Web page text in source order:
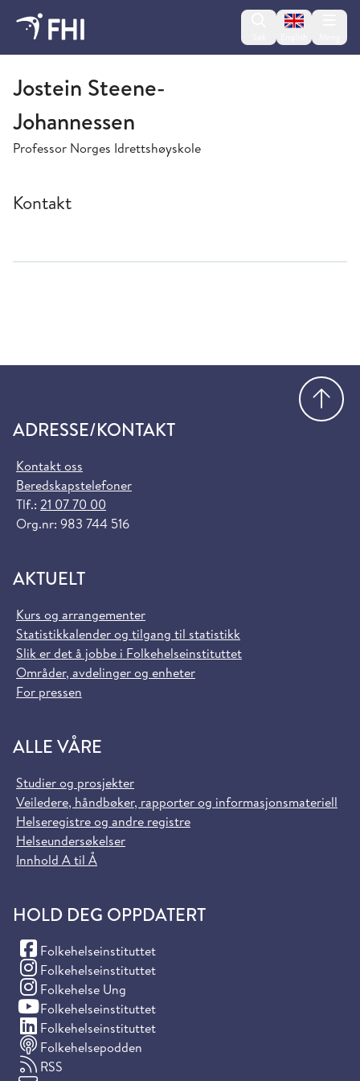
Change
Folkehelseinstituttet
Jostein Steene-
Johannessen
Professor Norges Idrettshøyskole
Kontakt
ADRESSE/KONTAKT
Kontakt oss
Beredskapstelefoner
Tlf.: 21 07 70 00
Org.nr: 983 744 516
AKTUELT
Kurs og arrangementer
Statistikkalender og tilgang til statistikk
Slik er det å jobbe i Folkehelseinstituttet
Områder, avdelinger og enheter
For pressen
ALLE VÅRE
Studier og prosjekter
Veiledere, håndbøker, rapporter og informasjonsmateriell
Helseregistre og andre registre
Helseundersøkelser
Innhold A til Å
HOLD DEG OPPDATERT
Folkehelseinstituttet
(Facebook)
Folkehelseinstituttet
(Instagram)
Folkehelse Ung
(Instagram)
Folkehelseinstituttet
(YouTube)
Folkehelseinstituttet
(LinkedIn)
Folkehelsepodden
RSS